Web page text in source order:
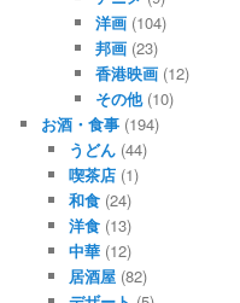
洋画 (104)
邦画 (23)
香港映画 (12)
その他(10)
お酒・食事 (194)
うどん(44)
喫茶店(1)
和食(24)
洋食(13)
中華(12)
居酒屋(82)